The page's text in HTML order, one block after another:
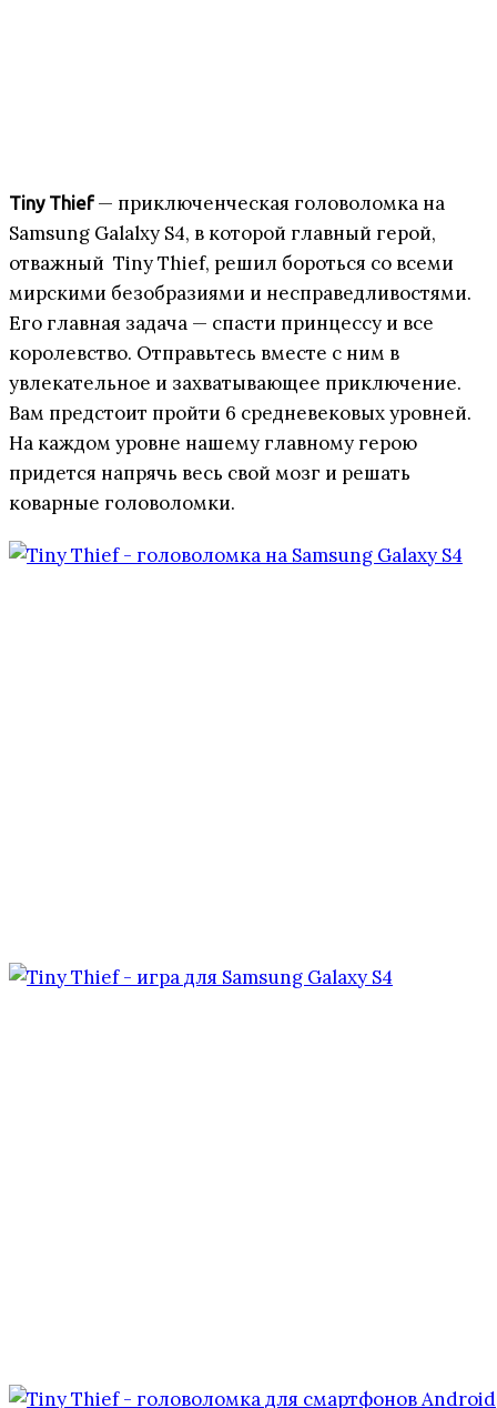
Tiny Thief— приключенческая головоломка на
Samsung Galalxy S4, в которой главный герой,
отважный Tiny Thief, решил бороться со всеми
мирскими безобразиями и несправедливостями.
Его главная задача — спасти принцессу и все
королевство. Отправьтесь вместе с ним в
увлекательное и захватывающее приключение.
Вам предстоит пройти 6 средневековых уровней.
На каждом уровне нашему главному герою
придется напрячь весь свой мозг и решать
коварные головоломки.